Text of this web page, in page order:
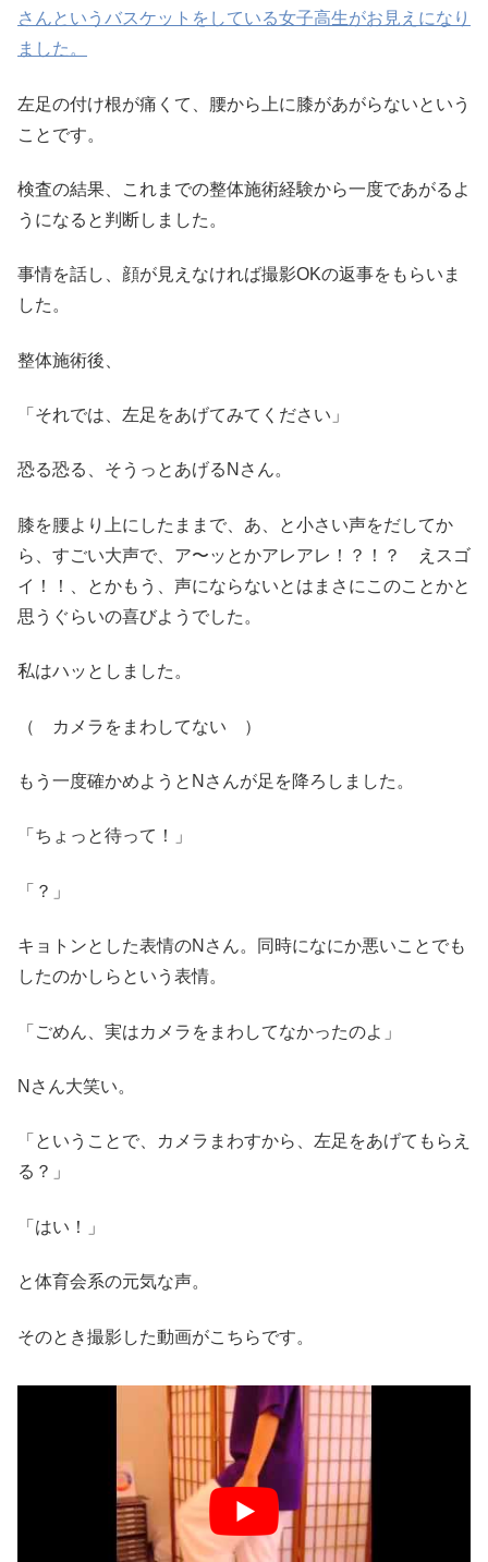
さんというバスケットをしている女子高生がお見えになり
ました。
左足の付け根が痛くて、腰から上に膝があがらないという
ことです。
検査の結果、これまでの整体施術経験から一度であがるよ
うになると判断しました。
事情を話し、顔が見えなければ撮影OKの返事をもらいま
した。
整体施術後、
「それでは、左足をあげてみてください」
恐る恐る、そうっとあげるNさん。
膝を腰より上にしたままで、あ、と小さい声をだしてか
ら、すごい大声で、ア〜ッとかアレアレ！？！？ えスゴ
イ！！、とかもう、声にならないとはまさにこのことかと
思うぐらいの喜びようでした。
私はハッとしました。
（ カメラをまわしてない ）
もう一度確かめようとNさんが足を降ろしました。
「ちょっと待って！」
「？」
キョトンとした表情のNさん。同時になにか悪いことでも
したのかしらという表情。
「ごめん、実はカメラをまわしてなかったのよ」
Nさん大笑い。
「ということで、カメラまわすから、左足をあげてもらえ
る？」
「はい！」
と体育会系の元気な声。
そのとき撮影した動画がこちらです。